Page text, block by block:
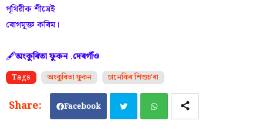
পৃথিৱীক শীঘ্ৰেই
ৰোগমুক্ত কৰিম।
🖋️অংকুৰিতা ফুকন,দেৰগাঁঁও
Tags অংকুৰিতা ফুকন চানেকিৰ শিশুচ'ৰা
Facebook